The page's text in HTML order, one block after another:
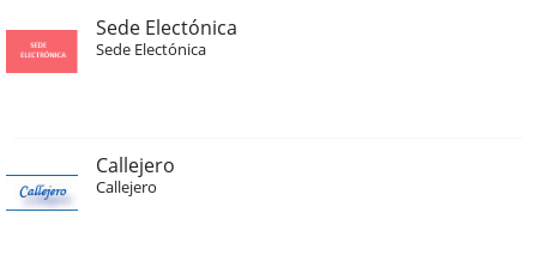
Sede Electónica
Sede Electónica
Callejero
Callejero